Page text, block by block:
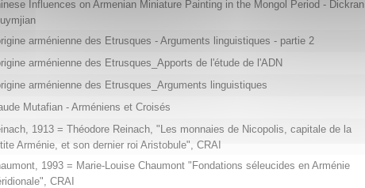
Influences on Armenian Miniature Painting in the Mongol Period - Dickran
arménienne des Etrusques - Arguments linguistiques - partie 2
arménienne des Etrusques_Apports de l'étude de l'ADN
arménienne des Etrusques_Arguments linguistiques
Mutafian - Arméniens et Croisés
1913 = Théodore Reinach, "Les monnaies de Nicopolis, capitale de la
Arménie, et son dernier roi Aristobule", CRAI
1993 = Marie-Louise Chaumont "Fondations séleucides en Arménie
CRAI